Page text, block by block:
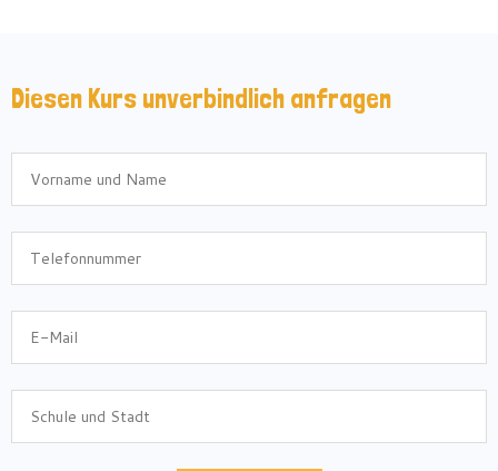
Diesen Kurs unverbindlich anfragen